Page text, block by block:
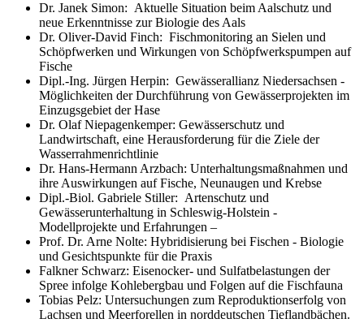
Dr. Janek Simon: Aktuelle Situation beim Aalschutz und
neue Erkenntnisse zur Biologie des Aals
Dr. Oliver-David Finch: Fischmonitoring an Sielen und
Schöpfwerken und Wirkungen von Schöpfwerkspumpen auf
Fische
Dipl.-Ing. Jürgen Herpin: Gewässerallianz Niedersachsen -
Möglichkeiten der Durchführung von Gewässerprojekten im
Einzugsgebiet der Hase
Dr. Olaf Niepagenkemper: Gewässerschutz und
Landwirtschaft, eine Herausforderung für die Ziele der
Wasserrahmenrichtlinie
Dr. Hans-Hermann Arzbach: Unterhaltungsmaßnahmen und
ihre Auswirkungen auf Fische, Neunaugen und Krebse
Dipl.-Biol. Gabriele Stiller: Artenschutz und
Gewässerunterhaltung in Schleswig-Holstein -
Modellprojekte und Erfahrungen –
Prof. Dr. Arne Nolte: Hybridisierung bei Fischen - Biologie
und Gesichtspunkte für die Praxis
Falkner Schwarz: Eisenocker- und Sulfatbelastungen der
Spree infolge Kohlebergbau und Folgen auf die Fischfauna
Tobias Pelz: Untersuchungen zum Reproduktionserfolg von
Lachsen und Meerforellen in norddeutschen Tieflandbächen.